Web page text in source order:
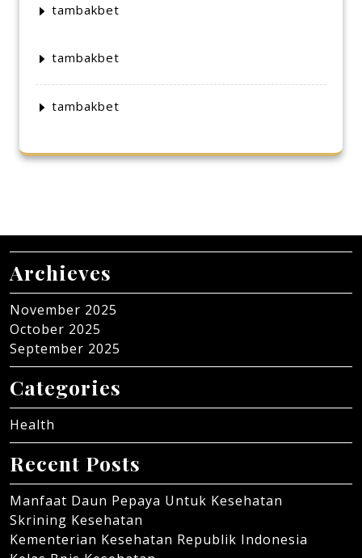
tambakbet
tambakbet
tambakbet
Archieves
November 2025
October 2025
September 2025
Categories
Health
Recent Posts
Manfaat Daun Pepaya Untuk Kesehatan
Skrining Kesehatan
Kementerian Kesehatan Republik Indonesia